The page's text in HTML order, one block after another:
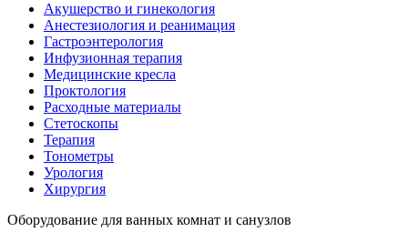
Акушерство и гинекология
Анестезиология и реанимация
Гастроэнтерология
Инфузионная терапия
Медицинские кресла
Проктология
Расходные материалы
Стетоскопы
Терапия
Тонометры
Урология
Хирургия
Оборудование для ванных комнат и санузлов